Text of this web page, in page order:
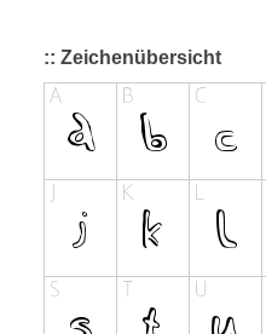
:: Zeichenübersicht